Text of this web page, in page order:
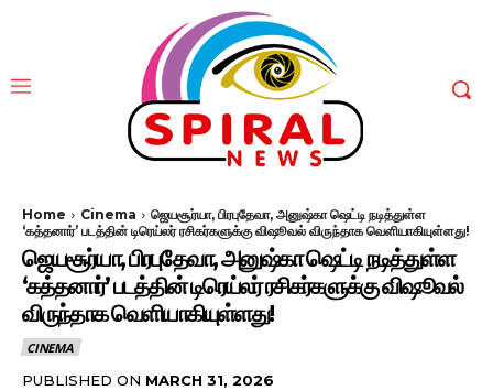
Home Cinema
ஜெயசூர்யா, பிரபுதேவா, அனுஷ்கா ஷெட்டி நடித்துள்ள
‘கத்தனார்’ படத்தின் டிரெய்லர் ரசிகர்களுக்கு விஷூவல் விருந்தாக வெளியாகியுள்ளது!
ஜெயசூர்யா, பிரபுதேவா, அனுஷ்கா ஷெட்டி நடித்துள்ள
‘கத்தனார்’ படத்தின் டிரெய்லர் ரசிகர்களுக்கு விஷூவல்
விருந்தாக வெளியாகியுள்ளது!
CINEMA
PUBLISHED ON MARCH 31, 2026